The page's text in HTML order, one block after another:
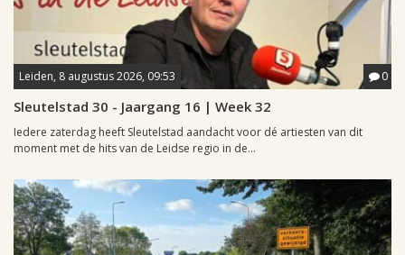
Leiden, 8 augustus 2026, 09:53 0
Sleutelstad 30 - Jaargang 16 | Week 32
Iedere zaterdag heeft Sleutelstad aandacht voor dé artiesten van dit
moment met de hits van de Leidse regio in de...